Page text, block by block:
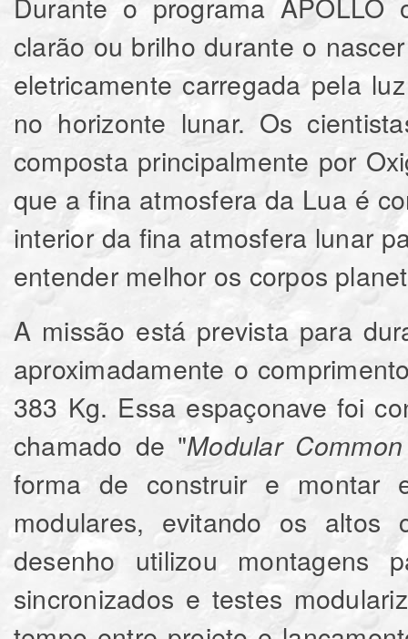
clarão ou brilho durante o
eletricamente carregada pela
no horizonte lunar. Os
composta principalmente por
que a fina atmosfera da Lua é
interior da fina atmosfera lunar
entender melhor os corpos
A missão está prevista para
aproximadamente o
383 Kg. Essa espaçonave foi
chamado de "Modular
forma de construir e montar
modulares, evitando os
desenho utilizou montagens
sincronizados e testes